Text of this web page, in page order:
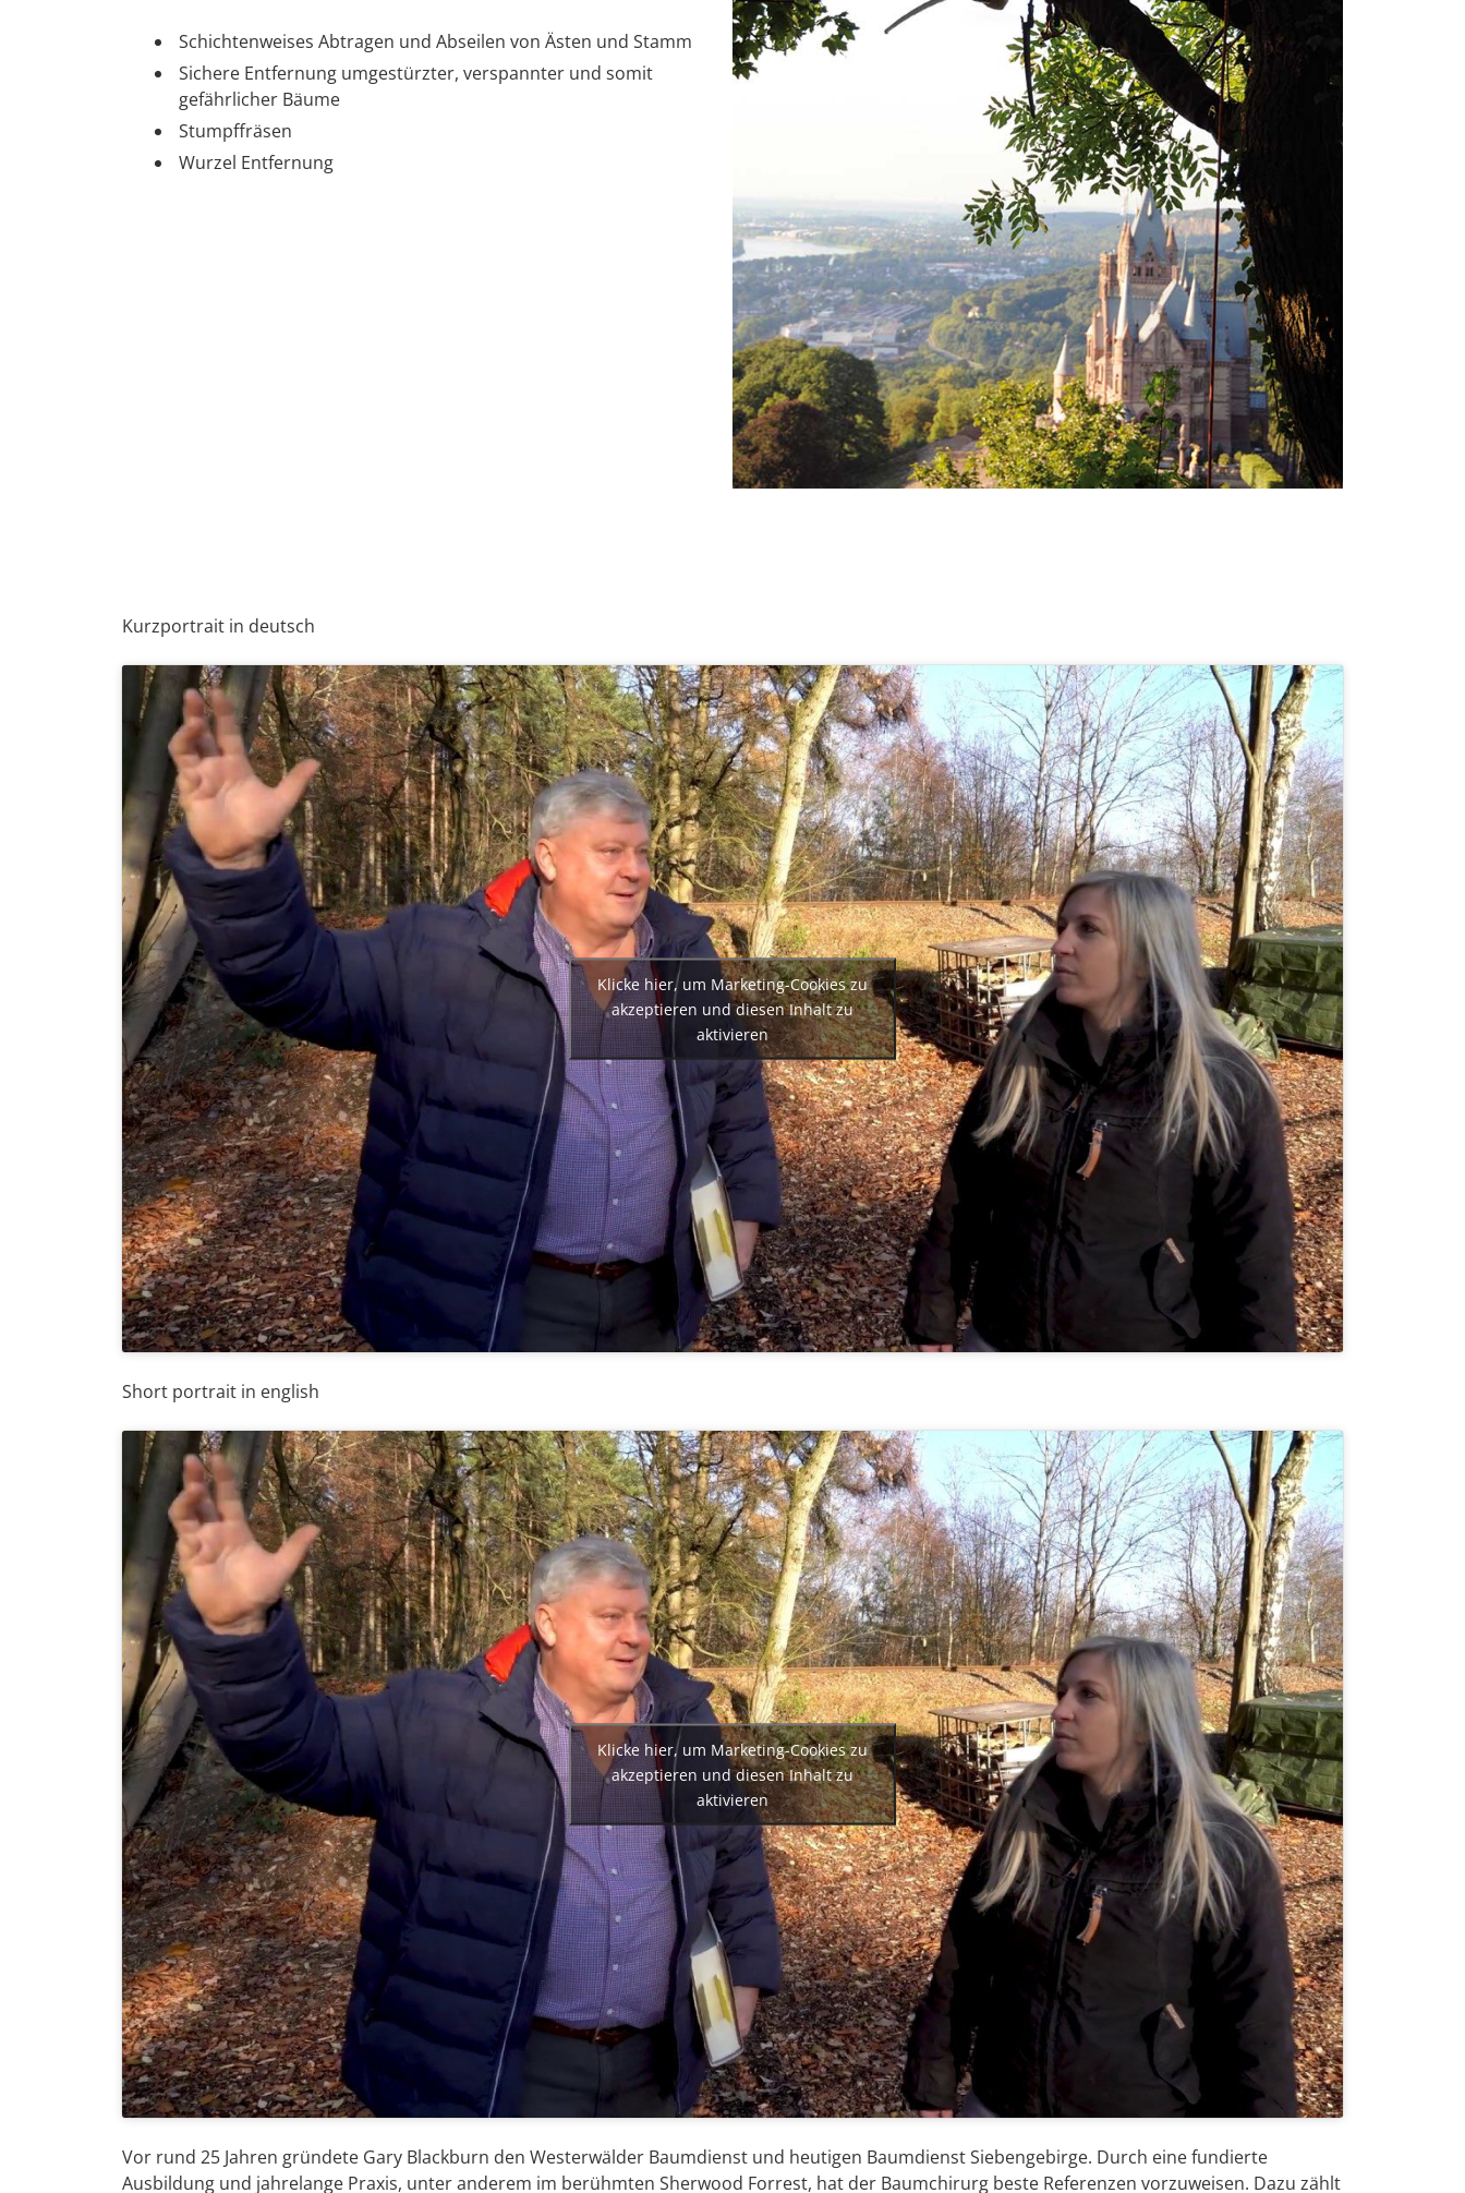
Schichtenweises Abtragen und Abseilen von Ästen und Stamm
Sichere Entfernung umgestürzter, verspannter und somit
gefährlicher Bäume
Stumpffräsen
Wurzel Entfernung
Kurzportrait in deutsch
Klicke hier, um Marketing-Cookies zu
akzeptieren und diesen Inhalt zu
aktivieren
Short portrait in english
Klicke hier, um Marketing-Cookies zu
akzeptieren und diesen Inhalt zu
aktivieren
Vor rund 25 Jahren gründete Gary Blackburn den Westerwälder Baumdienst und heutigen Baumdienst Siebengebirge. Durch eine fundierte
Ausbildung und jahrelange Praxis, unter anderem im berühmten Sherwood Forrest, hat der Baumchirurg beste Referenzen vorzuweisen. Dazu zählt